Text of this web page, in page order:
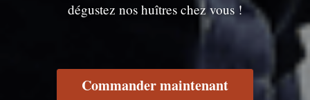
dégustez nos huîtres chez vous !
Commander maintenant